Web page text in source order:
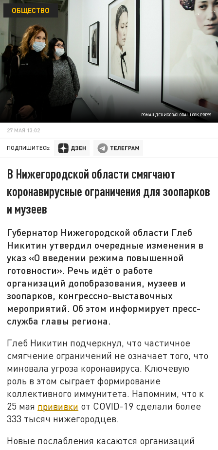
РОМАН ДЕНИСОВ/GLOBAL LOOK PRESS
ОБЩЕСТВО
27 МАЯ 13:02
ПОДПИШИТЕСЬ:
В Нижегородской области смягчают
коронавирусные ограничения для зоопарков
и музеев
Губернатор Нижегородской области Глеб
Никитин утвердил очередные изменения в
указ «О введении режима повышенной
готовности». Речь идёт о работе
организаций допобразования, музеев и
зоопарков, конгрессно-выставочных
мероприятий. Об этом информирует пресс-
служба главы региона.
Глеб Никитин подчеркнул, что частичное
смягчение ограничений не означает того, что
миновала угроза коронавируса. Ключевую
роль в этом сыграет формирование
коллективного иммунитета. Напомним, что к
25 мая прививки от COVID-19 сделали более
333 тысяч нижегородцев.
Новые послабления касаются организаций